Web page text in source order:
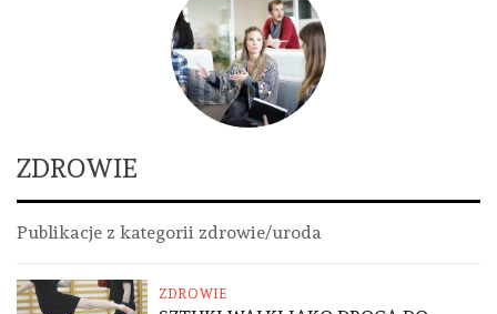
ZDROWIE
Publikacje z kategorii zdrowie/uroda
ZDROWIE